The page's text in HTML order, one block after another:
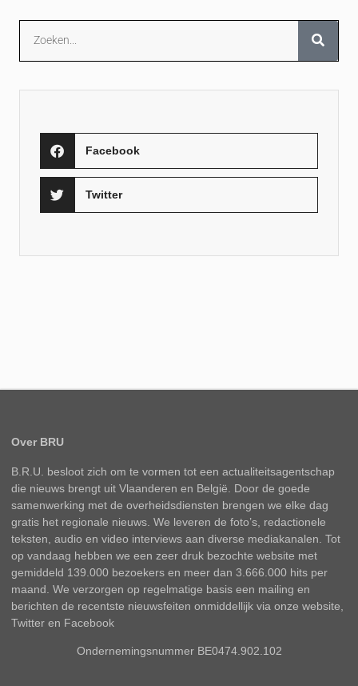
Facebook
Twitter
Over BRU
B.R.U. besloot zich om te vormen tot een actualiteitsagentschap
die nieuws brengt uit Vlaanderen en België. Door de goede
samenwerking met de overheidsdiensten brengen we elke dag
gratis het regionale nieuws. We leveren de foto’s, redactionele
teksten, audio en video interviews aan diverse mediakanalen. Tot
op vandaag hebben we een zeer druk bezochte website met
gemiddeld 139.000 bezoekers en meer dan 3.666.000 hits per
maand. We verzorgen op regelmatige basis een mailing en
berichten de recentste nieuwsfeiten onmiddellijk via onze website,
Twitter en Facebook
Ondernemingsnummer BE0474.902.102